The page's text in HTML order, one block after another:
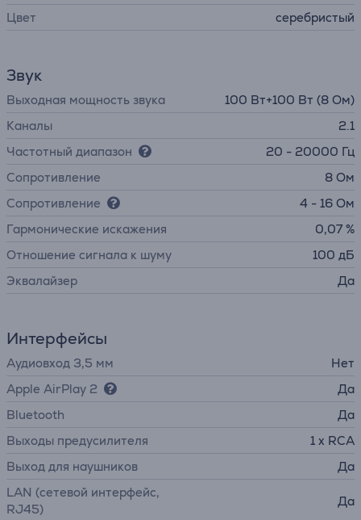
Цвет
серебристый
Звук
Выходная мощность звука
100 Вт+100 Вт (8 Ом)
Каналы
2.1
Частотный диапазон
20 - 20000 Гц
Сопротивление
8 Ом
Сопротивление
4 - 16 Ом
Гармонические искажения
0,07 %
Отношение сигнала к шуму
100 дБ
Эквалайзер
Да
Интерфейсы
Аудиовход 3,5 мм
Нет
Apple AirPlay 2
Да
Bluetooth
Да
Выходы предусилителя
1 x RCA
Выход для наушников
Да
LAN (сетевой интерфейс,
RJ45)
Да